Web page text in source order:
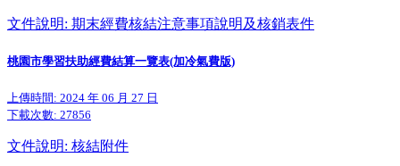
文件說明: 期末經費核結注意事項說明及核銷表件
桃園市學習扶助經費結算一覽表(加冷氣費版)
上傳時間: 2024 年 06 月 27 日
下載次數: 27856
文件說明: 核結附件